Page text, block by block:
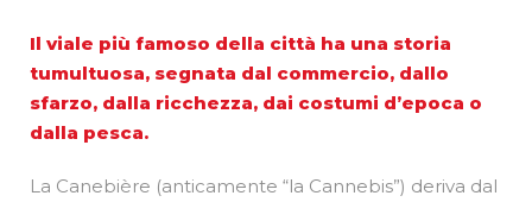
Il viale più famoso della città ha una storia
tumultuosa, segnata dal commercio, dallo
sfarzo, dalla ricchezza, dai costumi d’epoca o
dalla pesca.
La Canebière (anticamente “la Cannebis”) deriva dal